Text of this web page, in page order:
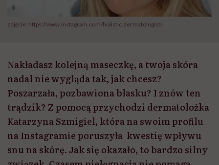
zdjęcie: https://www.instagram.com/holistic.dermatologist/
Nakładasz kolejną maseczkę, a twoja skóra
nadal nie wygląda tak, jak chcesz?
Poszarzała, pozbawiona blasku? I znów ten
trądzik? Z pomocą przychodzi dermatolożka
Katarzyna Szmigiel, która na swoim profilu
na Instagramie poruszyła kwestię wpływu
snu na skórę. Jak się okazało, to bardzo silny